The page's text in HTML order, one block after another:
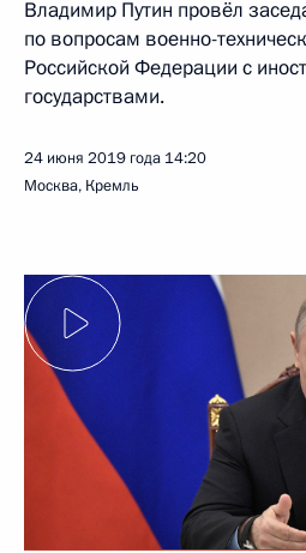
Владимир Путин провёл
по вопросам военно-
Российской Федерации с
государствами.
24 июня 2019 года 14:20
Москва, Кремль